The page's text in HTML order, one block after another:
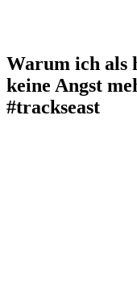
Warum ich als
keine Angst
#trackseast